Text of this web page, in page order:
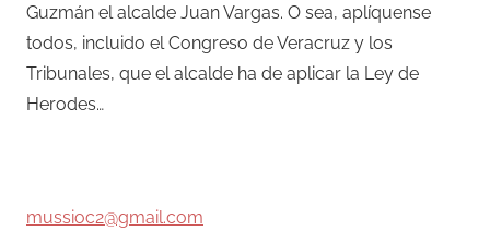
Guzmán el alcalde Juan Vargas. O sea, aplíquense
todos, incluido el Congreso de Veracruz y los
Tribunales, que el alcalde ha de aplicar la Ley de
Herodes…
mussioc2@gmail.com